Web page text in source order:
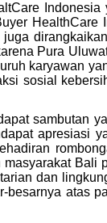
Pura
karyawan
sosial
sambutan
apresiasi
dan
atas